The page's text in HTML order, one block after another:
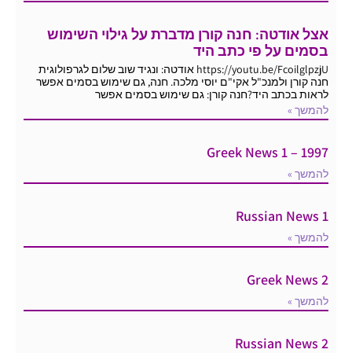
אצל אודטה: חנה קורן מדברת על גילוי השימוש
בסמים על פי כתב היד
https://youtu.be/FcoilglpzjU אודטה: ונגיד שוב שלום לגרפולוגית
חנה קורן ולמנכ"ל אקי"ם יוסי מלכה. חנה, גם שימוש בסמים אפשר
לראות בכתב היד?חנה קורן: גם שימוש בסמים אפשר
להמשך »
Greek News 1 – 1997
להמשך »
Russian News 1
להמשך »
Greek News 2
להמשך »
Russian News 2